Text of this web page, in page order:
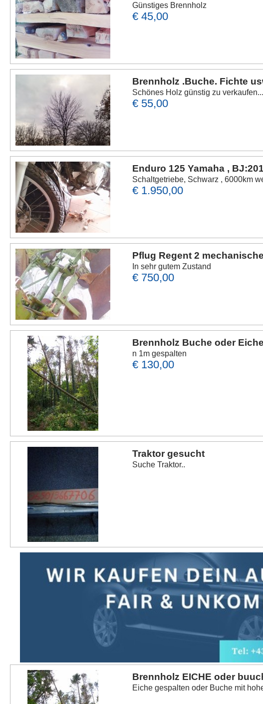
Günstiges Brennholz
€ 45,00
Brennholz .Buche. Fichte
Schönes Holz günstig zu
€ 55,00
Enduro 125 Yamaha ,
Schaltgetriebe, Schwarz , 6000km
€ 1.950,00
Pflug Regent 2
In sehr gutem Zustand
€ 750,00
Brennholz Buche oder
n 1m gespalten
€ 130,00
Traktor gesucht
Suche Traktor..
Brennholz EICHE oder
Eiche gespalten oder Buche mit